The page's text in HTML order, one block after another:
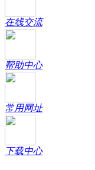
在线交流
帮助中心
常用网址
下载中心